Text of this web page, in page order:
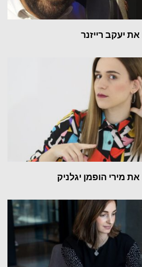
יעקב רייזנר
מירי הופמן יגלניק